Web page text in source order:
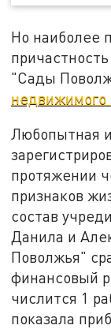
Но наиболее
"Сады
Любопытная
протяжении
признаков
состав
Данила и
Поволжья"
финансовый
числится 1
показала